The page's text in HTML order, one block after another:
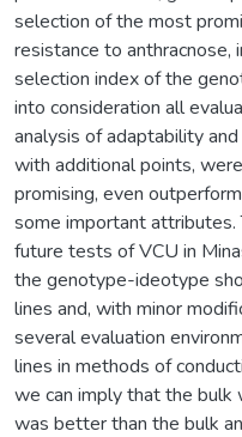
selection of the most
resistance to anthracnose,
selection index of the
into consideration all
analysis of adaptability
with additional points,
promising, even
some important attributes.
future tests of VCU in
the genotype-ideotype
lines and, with minor
several evaluation
lines in methods of
we can imply that the bulk
was better than the bulk